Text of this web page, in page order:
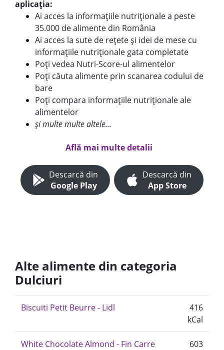
aplicația:
Ai acces la informațiile nutriționale a peste
35.000 de alimente din România
Ai acces la sute de rețete și idei de mese cu
informațiile nutriționale gata completate
Poți vedea Nutri-Score-ul alimentelor
Poți căuta alimente prin scanarea codului de
bare
Poți compara informațiile nutriționale ale
alimentelor
și multe multe altele...
Află mai multe detalii
Descarcă din
Google Play
Descarcă din
App Store
Alte alimente din categoria
Dulciuri
Biscuiti Petit Beurre - Lidl
416
kCal
White Chocolate Almond - Fin Carre
603